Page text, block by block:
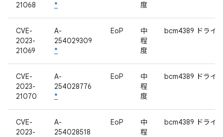
21068
*
度
CVE-
2023-
21069
A-
254029309
*
EoP
中
程
度
bcm4389 ドライ
CVE-
2023-
21070
A-
254028776
*
EoP
中
程
度
bcm4389 ドライ
CVE-
2023-
A-
254028518
EoP
中
程
bcm4389 ドライ